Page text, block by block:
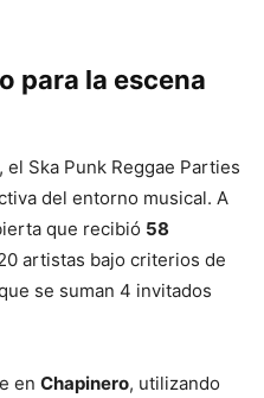
para la escena
Ska Punk Reggae Parties
del entorno musical. A
que recibió 58
artistas bajo criterios de
se suman 4 invitados
en Chapinero, utilizando